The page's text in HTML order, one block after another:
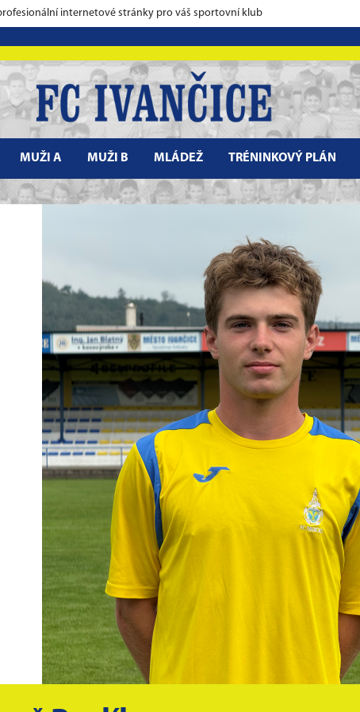
internetové stránky pro váš sportovní klub
MUŽI A MUŽI B MLÁDEŽ TRÉNINKOVÝ PLÁN